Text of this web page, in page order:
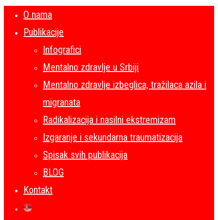
O nama
Publikacije
Infografici
Mentalno zdravlje u Srbiji
Mentalno zdravlje izbeglica, tražilaca azila i
migranata
Radikalizacija i nasilni ekstremizam
Izgaranje i sekundarna traumatizacija
Spisak svih publikacija
BLOG
Kontakt